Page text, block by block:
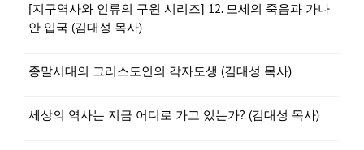
[지구역사와 인류의 구원 시리즈] 12. 모세의 죽음과 가나
안 입국 (김대성 목사)
종말시대의 그리스도인의 각자도생 (김대성 목사)
세상의 역사는 지금 어디로 가고 있는가? (김대성 목사)